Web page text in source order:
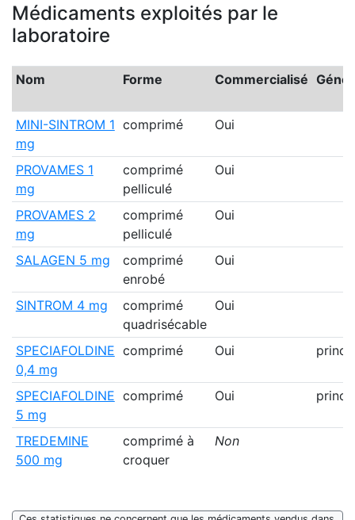
Médicaments exploités par le
laboratoire
Nom Forme Commercialisé
MINI-SINTROM 1
mg
comprimé Oui
PROVAMES 1
mg
comprimé
pelliculé
Oui
PROVAMES 2
mg
comprimé
pelliculé
Oui
SALAGEN 5 mg
comprimé
enrobé
Oui
SINTROM 4 mg
comprimé
quadrisécable
Oui
SPECIAFOLDINE
0,4 mg
comprimé Oui
SPECIAFOLDINE
5 mg
comprimé Oui
TREDEMINE
500 mg
comprimé à
croquer
Non